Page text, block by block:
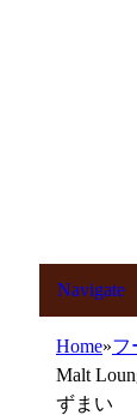
Navigate
Home»フ
Malt
ずまい